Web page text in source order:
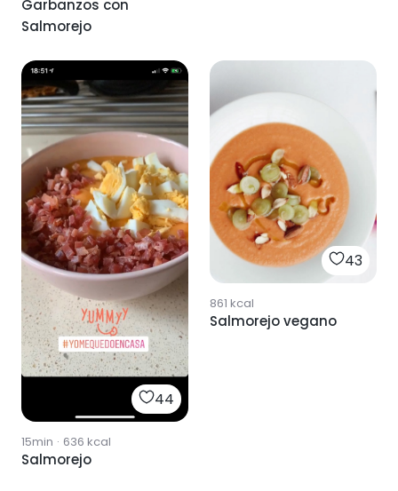
Garbanzos con
Salmorejo
44
15min · 636 kcal
Salmorejo
43
861 kcal
Salmorejo vegano